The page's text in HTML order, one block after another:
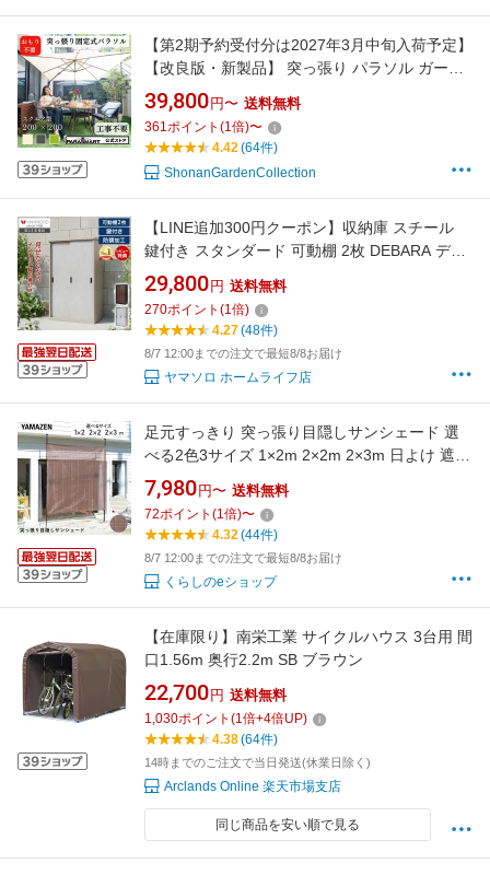
【第2期予約受付分は2027年3月中旬入荷予定】
【改良版・新製品】 突っ張り パラソル ガーデ
ン ファニチャー庭 おもり スクエア 大型 固定式
パラスマート 風に強い 角度 庭 ベランダ バルコ
ニー テラス おしゃれ カフェ 長方形 日除け 大
型 土台 プレゼント 新生活
39,800 円〜 送料無料
361ポイント (1倍)〜
4.42(64件)
ShonanGardenCollection
【LINE追加300円クーポン】収納庫 スチール
鍵付き スタンダード 可動棚 2枚 DEBARA デバ
ラ 屋外 防錆 大容量 おしゃれ 木目調 モルタル
物置 倉庫 ガーデニング 耐久性 防災用品 掃除
ベランダ ガレージ 車 ゴルフ
29,800 円 送料無料
270ポイント (1倍)
4.27(48件)
8/7 12:00までの注文で最短8/8お届け
ヤマソロ ホームライフ店
足元すっきり 突っ張り目隠しサンシェード 選
べる2色3サイズ 1×2m 2×2m 2×3m 日よけ 遮光
率約76％ 紫外線遮蔽約85％ 通気性 SPSH-1020
SPSH-2020 SPSH-3020 涼風 日除け オーニン
グ サンシェード おしゃれ 山善 YAMAZEN 【送
7,980 円〜 送料無料
72ポイント (1倍)〜
4.32(44件)
8/7 12:00までの注文で最短8/8お届け
くらしのeショップ
【在庫限り】南栄工業 サイクルハウス 3台用 間
口1.56m 奥行2.2m SB ブラウン
22,700 円 送料無料
1,030ポイント (1倍+4倍UP)
4.38(64件)
14時までのご注文で当日発送(休業日除く)
Arclands Online 楽天市場支店
同じ商品を安い順で見る